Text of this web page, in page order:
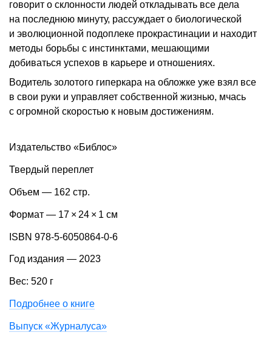
говорит о склонности людей откладывать все дела
на последнюю минуту, рассуждает о биологической
и эволюционной подоплеке прокрастинации и находит
методы борьбы с инстинктами, мешающими
добиваться успехов в карьере и отношениях.
Водитель золотого гиперкара на обложке уже взял все
в свои руки и управляет собственной жизнью, мчась
с огромной скоростью к новым достижениям.
Издательство «Библос»
Твердый переплет
Объем — 162 стр.
Формат — 17 × 24 × 1 см
ISBN 978-5-6050864-0-6
Год издания — 2023
Вес: 520 г
Подробнее о книге
Выпуск «Журналуса»